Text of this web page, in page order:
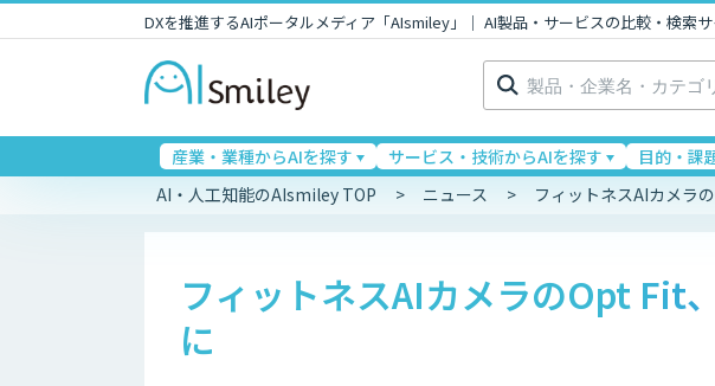
DXを推進するAIポータルメディア「AIsmiley」｜ AI製品・サービスの比較・検索サ
検
索:
産業・業種からAIを探す サービス・技術からAIを探す 目的・課
AI・人工知能のAIsmiley TOP ニュース フィットネスAIカメラ
フィットネスAIカメラのOpt Fit
に